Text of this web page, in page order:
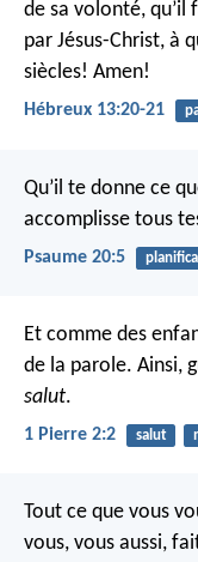
de sa volonté, qu’il
par Jésus-Christ, à
siècles! Amen!
Hébreux 13:20-21
Qu’il te donne ce
accomplisse tous
Psaume 20:5
Et comme des
de la parole. Ainsi,
salut.
1 Pierre 2:2 salut
Tout ce que vous
vous, vous aussi,